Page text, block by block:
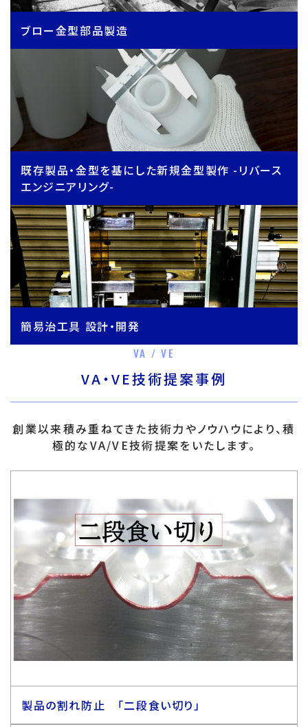
ブロー金型部品製造
既存製品・金型を基にした新規金型製作 -リバース
エンジニアリング-
簡易治工具 設計・開発
VA / VE
VA・VE技術提案事例
創業以来積み重ねてきた技術力やノウハウにより、積
極的なVA/VE技術提案をいたします。
製品の割れ防止 「二段食い切り」